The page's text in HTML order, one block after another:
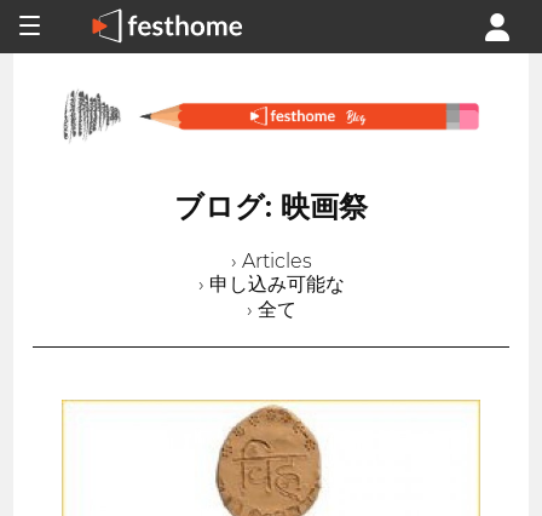
ブログ: 映画祭
› Articles
› 申し込み可能な
› 全て